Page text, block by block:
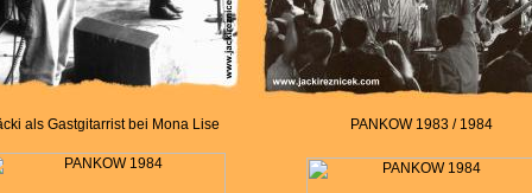
als Gastgitarrist bei Mona Lise PANKOW 1983 / 1984